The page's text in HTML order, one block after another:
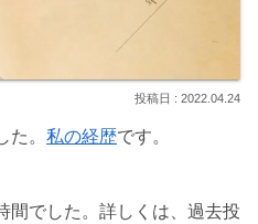
2022.04.24
た。 私の経歴です。
間でした。詳しくは、過去投